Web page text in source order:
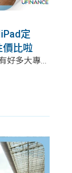
定
比啦
好多大專...